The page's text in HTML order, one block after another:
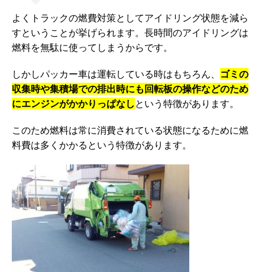
よくトラックの燃費対策としてアイドリング状態を減ら
すということが挙げられます。長時間のアイドリングは
燃料を無駄に使ってしまうからです。
しかしパッカー車は運転している時はもちろん、 ゴミの
収集時や集積場での排出時にも回転板の操作などのため
にエンジンがかかりっぱなし という特徴があります。
このため燃料は常に消費されている状態になるために燃
料費は多くかかるという特徴があります。